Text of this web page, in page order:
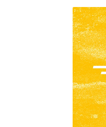
儘管氣
貝爾體
報導，
立史上